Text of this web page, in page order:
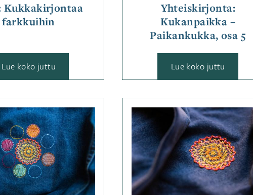
Kukkakirjontaa
farkkuihin
Lue koko juttu
Kukkakirjontaa
Yhteiskirjonta:
Kukanpaikka –
Paikankukka, osa 5
Lue koko juttu
osa
5
Kategoriassa
Muut
käsityötekniikat
OhjeetAvainsanat
kirjonta,
kirjontaohje
kukkienkevät,
Kategoriassa
Muut
Ohjeet
kirjonta,
kirjontaohje,
kukkienkevät,